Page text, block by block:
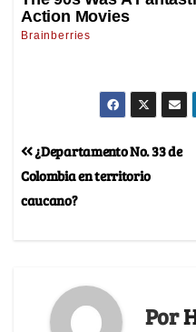
¿Departamento No. 33 de
Colombia en territorio
caucano?
Por